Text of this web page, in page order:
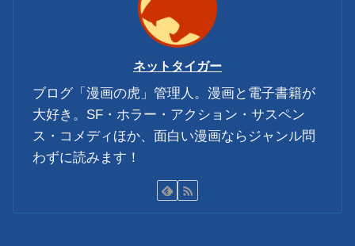
ネットタイガー
ブログ「漫画の虎」管理人。漫画と電子書籍が
大好き。SF・ホラー・アクション・サスペン
ス・コメディほか、面白い漫画ならジャンル問
わずに読みます！